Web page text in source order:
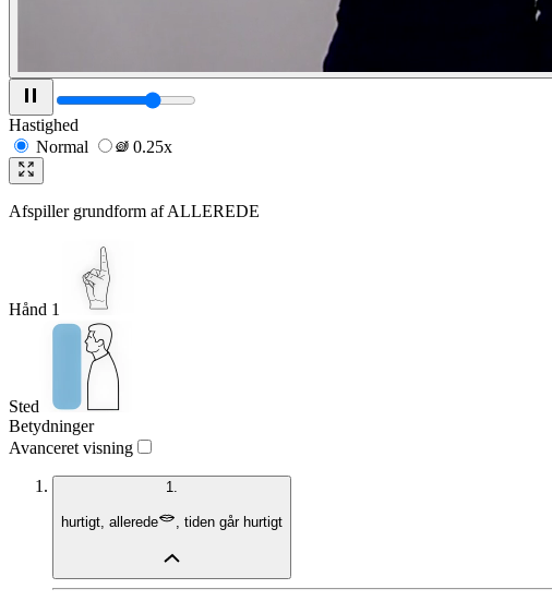
Hastighed
Normal
0.25x
Afspiller grundform afALLEREDE
Hånd 1
Sted
Betydninger
Avanceret visning
1.
hurtigt, allerede , tiden går hurtigt